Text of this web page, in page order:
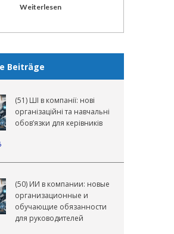
Weiterlesen
Beiträge
(51) ШІ в компанії: нові
організаційні та навчальні
обов’язки для керівників
(50) ИИ в компании: новые
организационные и
обучающие обязанности
для руководителей